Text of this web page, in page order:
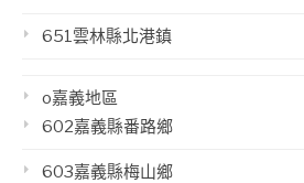
651雲林縣北港鎮
o嘉義地區
602嘉義縣番路鄉
603嘉義縣梅山鄉